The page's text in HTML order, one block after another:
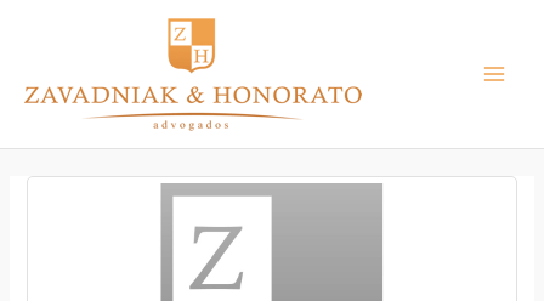
conteúdo